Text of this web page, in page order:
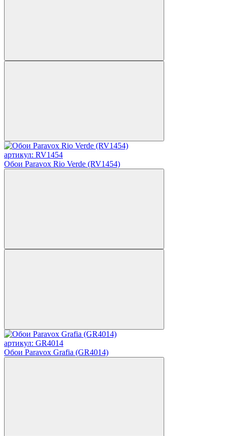
артикул: RV1454
Обои Paravox Rio Verde (RV1454)
артикул: GR4014
Обои Paravox Grafia (GR4014)